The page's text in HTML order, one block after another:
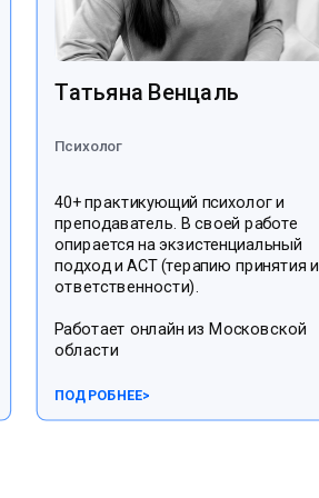
Татьяна Венцаль
Психолог
40+ практикующий психолог и
преподаватель. В своей работе
опирается на экзистенциальный
подход и АСТ (терапию принятия и
ответственности).
Работает онлайн из Московской
области
ПОДРОБНЕЕ>
Правила
Запись
О фонде